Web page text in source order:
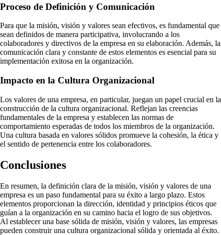
Proceso de Definición y Comunicación
Para que la misión, visión y valores sean efectivos, es fundamental que
sean definidos de manera participativa, involucrando a los
colaboradores y directivos de la empresa en su elaboración. Además, la
comunicación clara y constante de estos elementos es esencial para su
implementación exitosa en la organización.
Impacto en la Cultura Organizacional
Los valores de una empresa, en particular, juegan un papel crucial en la
construcción de la cultura organizacional. Reflejan las creencias
fundamentales de la empresa y establecen las normas de
comportamiento esperadas de todos los miembros de la organización.
Una cultura basada en valores sólidos promueve la cohesión, la ética y
el sentido de pertenencia entre los colaboradores.
Conclusiones
En resumen, la definición clara de la misión, visión y valores de una
empresa es un paso fundamental para su éxito a largo plazo. Estos
elementos proporcionan la dirección, identidad y principios éticos que
guían a la organización en su camino hacia el logro de sus objetivos.
Al establecer una base sólida de misión, visión y valores, las empresas
pueden construir una cultura organizacional sólida y orientada al éxito.